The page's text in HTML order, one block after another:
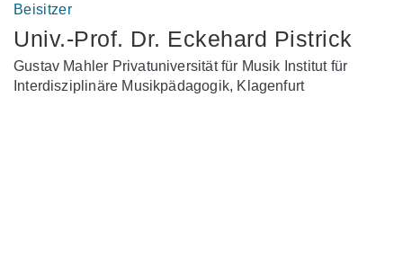
Beisitzer
Univ.-Prof. Dr. Eckehard Pistrick
Gustav Mahler Privatuniversität für Musik Institut für
Interdisziplinäre Musikpädagogik, Klagenfurt